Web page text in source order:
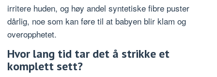
irritere huden, og høy andel syntetiske fibre puster
dårlig, noe som kan føre til at babyen blir klam og
overopphetet.
Hvor lang tid tar det å strikke et
komplett sett?